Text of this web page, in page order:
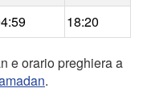
18:20
e orario preghiera a
.